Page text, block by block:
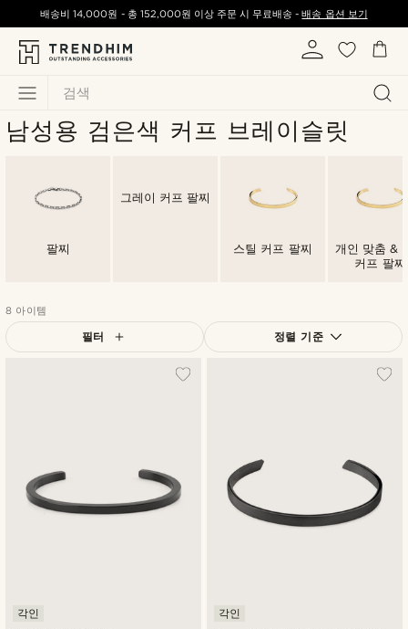
검색
배송비14,000원 - 총 152,000원 이상 주문 시 무료배송 -배송 옵션 보기
남성용 검은색 커프 브레이슬릿
팔찌
그레이 커프 팔찌
스틸 커프 팔찌
개인 맞춤 &
커프 팔찌
8 아이템
필터 정렬 기준
각인 각인